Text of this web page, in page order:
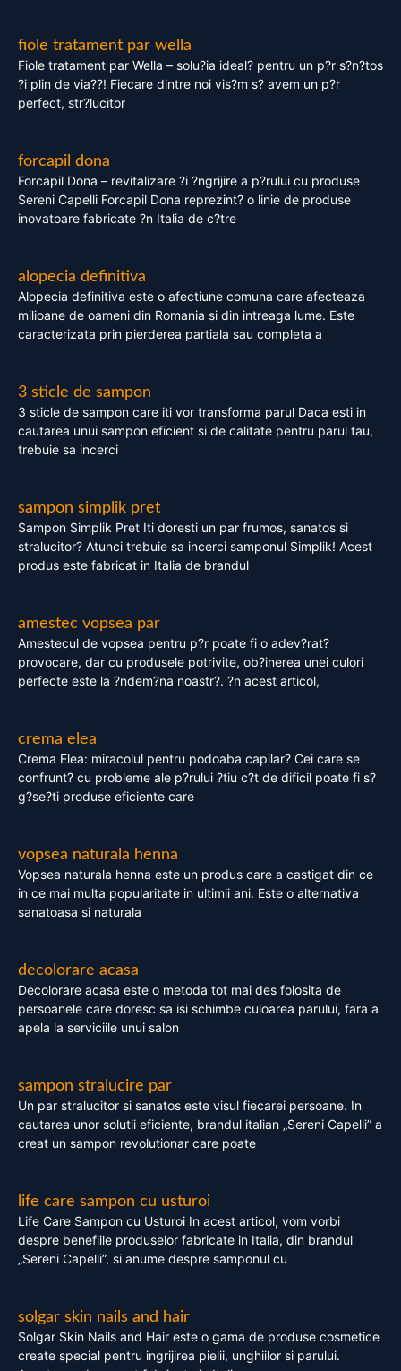
fiole tratament par wella
Fiole tratament par Wella – solu?ia ideal? pentru un p?r s?n?tos
?i plin de via??! Fiecare dintre noi vis?m s? avem un p?r
perfect, str?lucitor
forcapil dona
Forcapil Dona – revitalizare ?i ?ngrijire a p?rului cu produse
Sereni Capelli Forcapil Dona reprezint? o linie de produse
inovatoare fabricate ?n Italia de c?tre
alopecia definitiva
Alopecia definitiva este o afectiune comuna care afecteaza
milioane de oameni din Romania si din intreaga lume. Este
caracterizata prin pierderea partiala sau completa a
3 sticle de sampon
3 sticle de sampon care iti vor transforma parul Daca esti in
cautarea unui sampon eficient si de calitate pentru parul tau,
trebuie sa incerci
sampon simplik pret
Sampon Simplik Pret Iti doresti un par frumos, sanatos si
stralucitor? Atunci trebuie sa incerci samponul Simplik! Acest
produs este fabricat in Italia de brandul
amestec vopsea par
Amestecul de vopsea pentru p?r poate fi o adev?rat?
provocare, dar cu produsele potrivite, ob?inerea unei culori
perfecte este la ?ndem?na noastr?. ?n acest articol,
crema elea
Crema Elea: miracolul pentru podoaba capilar? Cei care se
confrunt? cu probleme ale p?rului ?tiu c?t de dificil poate fi s?
g?se?ti produse eficiente care
vopsea naturala henna
Vopsea naturala henna este un produs care a castigat din ce
in ce mai multa popularitate in ultimii ani. Este o alternativa
sanatoasa si naturala
decolorare acasa
Decolorare acasa este o metoda tot mai des folosita de
persoanele care doresc sa isi schimbe culoarea parului, fara a
apela la serviciile unui salon
sampon stralucire par
Un par stralucitor si sanatos este visul fiecarei persoane. In
cautarea unor solutii eficiente, brandul italian „Sereni Capelli” a
creat un sampon revolutionar care poate
life care sampon cu usturoi
Life Care Sampon cu Usturoi In acest articol, vom vorbi
despre benefiile produselor fabricate in Italia, din brandul
„Sereni Capelli”, si anume despre samponul cu
solgar skin nails and hair
Solgar Skin Nails and Hair este o gama de produse cosmetice
create special pentru ingrijirea pielii, unghiilor si parului.